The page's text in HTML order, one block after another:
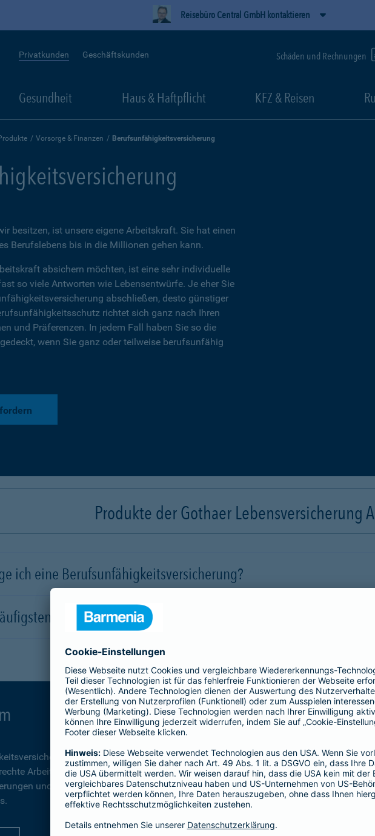
Reisebüro Central GmbH kontaktieren
Privatkunden Geschäftskunden Schäden und Rechnungen
Gesundheit Haus & Haftpflicht KFZ & Reisen
Vorsorge & Finanzen Berufsunfähigkeitsversicherung
besitzen, ist unsere eigene Arbeitskraft. Sie hat einen
Berufslebens bis in die Millionen gehen kann.
absichern möchten, ist eine sehr individuelle
so viele Antworten wie Lebensentwürfe. Je eher Sie
abschließen, desto günstiger
richtet sich ganz nach Ihren
und Präferenzen. In jedem Fall haben Sie so die
wenn Sie ganz oder teilweise berufsunfähig
Produkte der Gothaer Lebensversicherung
ich eine Berufsunfähigkeitsversicherung?
Ursachen für eine Berufsunfähigkeit?
SBU Premiumbietet eine
Arbeitskraftabsicherung fürs Leben. Jetzt
und einem erstklassigen Preis-
SBU Invest
Die
Kund*innen finanzielle
der Kapitalmärkte zu